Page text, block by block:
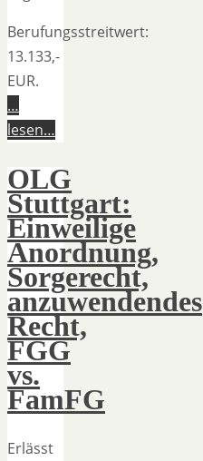
Berufungsstreitwert:
13.133,-
EUR.
…
lesen…
OLG
Stuttgart:
Einweilige
Anordnung,
Sorgerecht,
anzuwendendes
Recht,
FGG
vs.
FamFG
Erlässt